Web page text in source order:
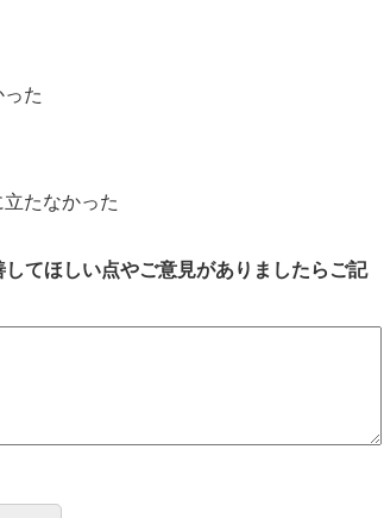
った
立たなかった
てほしい点やご意見がありましたらご記